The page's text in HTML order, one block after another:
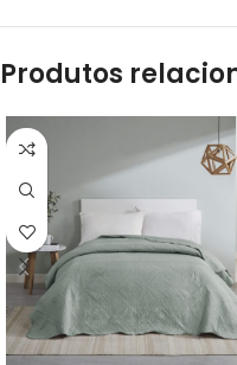
Produtos